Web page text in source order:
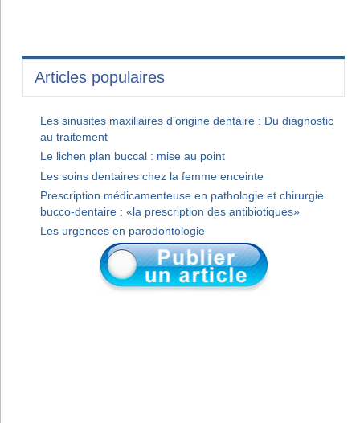
Articles populaires
Les sinusites maxillaires d'origine dentaire : Du diagnostic
au traitement
Le lichen plan buccal : mise au point
Les soins dentaires chez la femme enceinte
Prescription médicamenteuse en pathologie et chirurgie
bucco-dentaire : «la prescription des antibiotiques»
Les urgences en parodontologie